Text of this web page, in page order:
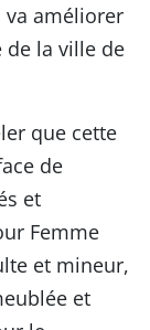
améliorer
de la ville de
que cette
de
et
Femme
et mineur,
et